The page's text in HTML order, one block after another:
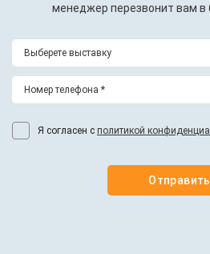
менеджер перезвонит вам
Выберете выставку
Отправить
Я согласен с политикой